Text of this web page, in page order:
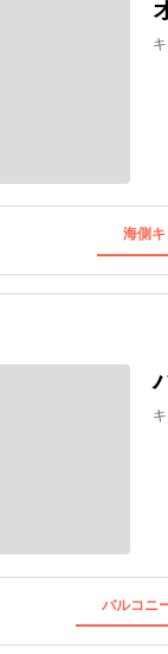
海側
バルコニ